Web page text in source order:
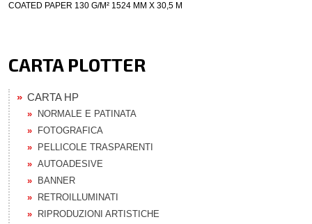
COATED PAPER 130 G/M² 1524 MM X 30,5 M
CARTA PLOTTER
CARTA HP
NORMALE E PATINATA
FOTOGRAFICA
PELLICOLE TRASPARENTI
AUTOADESIVE
BANNER
RETROILLUMINATI
RIPRODUZIONI ARTISTICHE